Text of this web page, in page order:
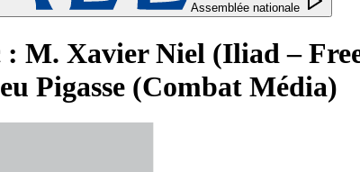
Assemblée nationale
M. Xavier Niel (Iliad –
Pigasse (Combat Média)